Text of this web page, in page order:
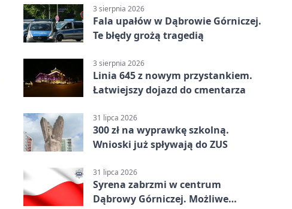
3 sierpnia 2026
Fala upałów w Dąbrowie Górniczej.
Te błędy grożą tragedią
3 sierpnia 2026
Linia 645 z nowym przystankiem.
Łatwiejszy dojazd do cmentarza
31 lipca 2026
300 zł na wyprawkę szkolną.
Wnioski już spływają do ZUS
31 lipca 2026
Syrena zabrzmi w centrum
Dąbrowy Górniczej. Możliwe